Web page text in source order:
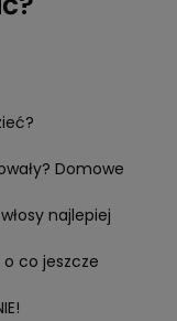
Domowe
najlepiej
co jeszcze